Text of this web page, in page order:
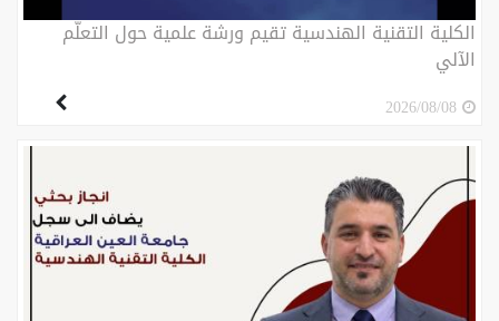
الكلية التقنية الهندسية تقيم ورشة علمية حول التعلّم
الآلي
2026/08/08